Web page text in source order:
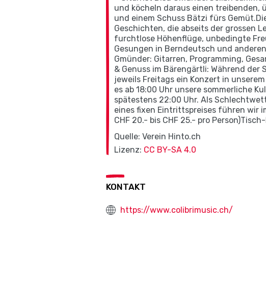
und köcheln daraus einen treibenden,
und einem Schuss Bätzi fürs
Geschichten, die abseits der grossen
furchtlose Höhenflüge, unbedingte
Gesungen in Berndeutsch und
Gmünder: Gitarren, Programming,
& Genuss im Bärengärtli: Während
jeweils Freitags ein Konzert in
es ab 18:00 Uhr unsere sommerliche
spätestens 22:00 Uhr. Als
eines fixen Eintrittspreises führen wir
CHF 20.- bis CHF 25.- pro
Quelle: Verein Hinto.ch
Lizenz: CC BY-SA 4.0
KONTAKT
https://www.colibrimusic.ch/